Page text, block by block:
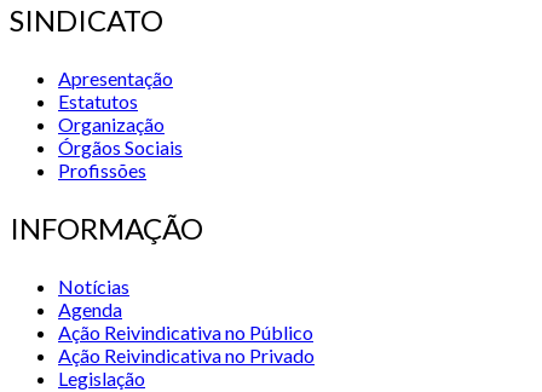
SINDICATO
Apresentação
Estatutos
Organização
Órgãos Sociais
Profissões
INFORMAÇÃO
Notícias
Agenda
Ação Reivindicativa no Público
Ação Reivindicativa no Privado
Legislação